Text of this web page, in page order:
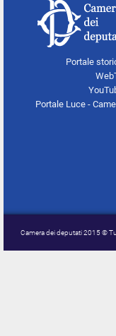
Portale
Portale Luce -
Camera dei deputati 2015 ©